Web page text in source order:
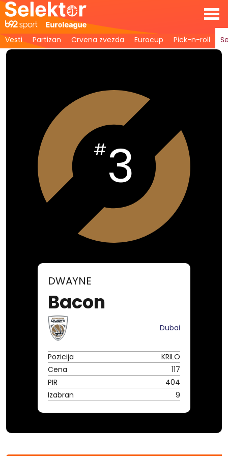
Vesti Partizan Crvena zvezda Eurocup Pick-n-roll
DWAYNE
Bacon
Dubai
Pozicija
KRILO
Cena
117
PIR
404
Izabran
9
#3